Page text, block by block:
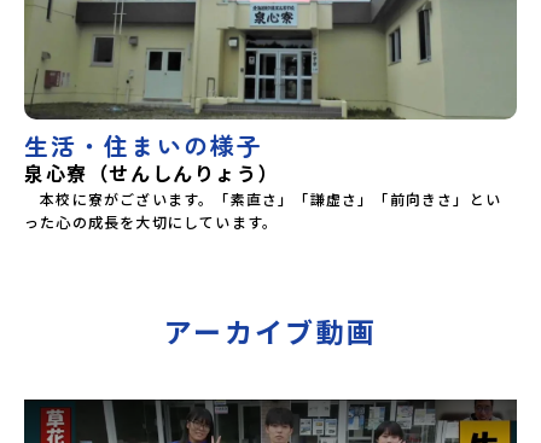
生活・住まいの様子
泉心寮（せんしんりょう）
本校に寮がございます。「素直さ」「謙虚さ」「前向きさ」とい
った心の成長を大切にしています。
アーカイブ動画